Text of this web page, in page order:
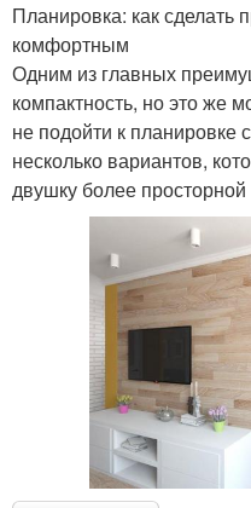
Планировка: как сделать
комфортным
Одним из главных
компактность, но это же
не подойти к
несколько вариантов,
двушку более просторной